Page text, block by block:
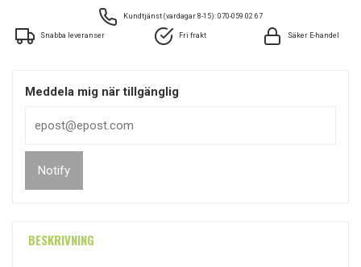
Kundtjänst (vardagar 8-15): 070-059 02 67
Snabba leveranser Fri frakt Säker E-handel
Meddela mig när tillgänglig
Notify
BESKRIVNING